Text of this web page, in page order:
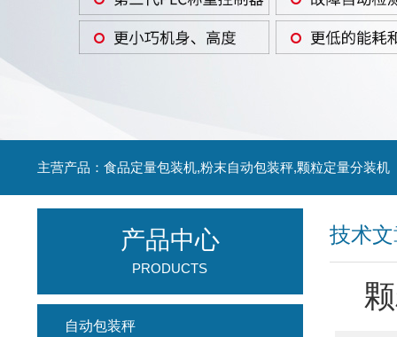
主营产品：食品定量包装机,粉末自动包装秤,颗粒定量分装机
技术
产品中心
PRODUCTS
自动包装秤